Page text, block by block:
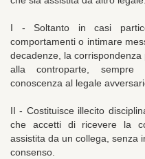
I - Soltanto in casi
comportamenti o intimare
decadenze, la
alla controparte, sempre
conoscenza al legale
II - Costituisce illecito
che accetti di ricevere la
assistita da un collega, senza
consenso.